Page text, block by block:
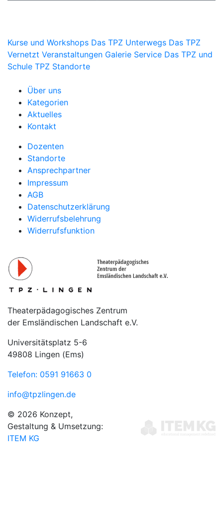
Kurse und Workshops Das TPZ Unterwegs Das TPZ
Vernetzt Veranstaltungen Galerie Service Das TPZ und
Schule TPZ Standorte
Über uns
Kategorien
Aktuelles
Kontakt
Dozenten
Standorte
Ansprechpartner
Impressum
AGB
Datenschutzerklärung
Widerrufsbelehrung
Widerrufsfunktion
Theaterpädagogisches Zentrum
der Emsländischen Landschaft e.V.
Universitätsplatz 5-6
49808 Lingen (Ems)
Telefon: 0591 91663 0
info@tpzlingen.de
© 2026 Konzept,
Gestaltung & Umsetzung:
ITEM KG